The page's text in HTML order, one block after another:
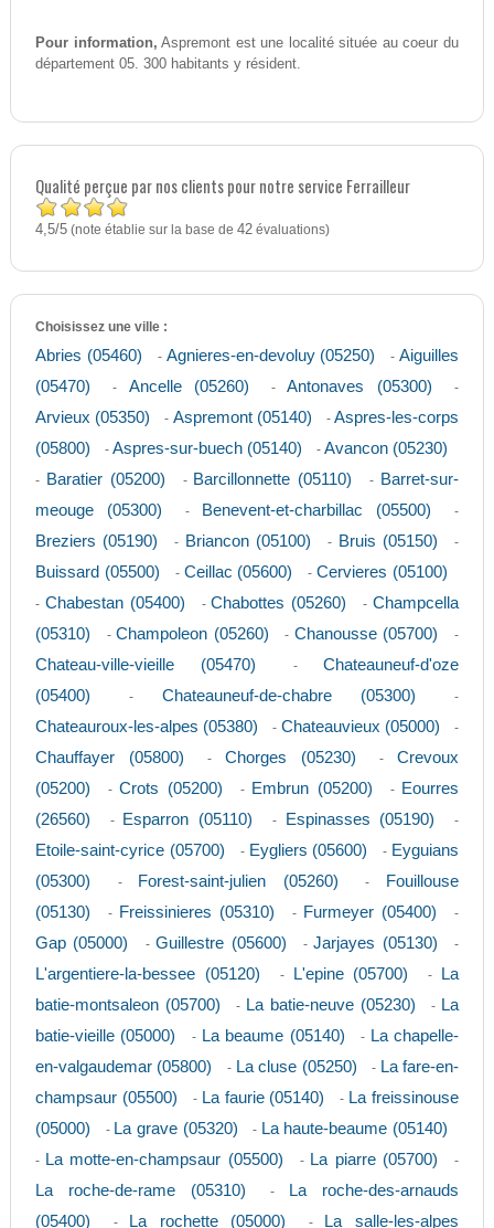
Pour information, Aspremont est une localité située au coeur du
département 05. 300 habitants y résident.
Qualité perçue par nos clients pour notre service Ferrailleur
4,5/5(note établie sur la base de 42évaluations)
Choisissez une ville :
Abries (05460) - Agnieres-en-devoluy (05250) -Aiguilles
(05470)
- Ancelle (05260) -Antonaves (05300) -
Arvieux (05350) - Aspremont (05140) -Aspres-les-corps
(05800)
- Aspres-sur-buech (05140) -Avancon (05230)
- Baratier (05200) - Barcillonnette (05110) - Barret-sur-
meouge (05300)
- Benevent-et-charbillac (05500) -
Breziers (05190) - Briancon (05100) - Bruis (05150) -
Buissard (05500) - Ceillac (05600) -Cervieres (05100)
- Chabestan (05400) -Chabottes (05260) -Champcella
(05310)
-Champoleon (05260) - Chanousse (05700) -
Chateau-ville-vieille (05470) -Chateauneuf-d'oze
(05400)
- Chateauneuf-de-chabre (05300) -
Chateauroux-les-alpes (05380) - Chateauvieux (05000) -
Chauffayer (05800) - Chorges (05230) -Crevoux
(05200)
-Crots (05200) - Embrun (05200) - Eourres
(26560)
- Esparron (05110) - Espinasses (05190) -
Etoile-saint-cyrice (05700) - Eygliers (05600) - Eyguians
(05300)
- Forest-saint-julien (05260) -
Fouillouse
(05130)
- Freissinieres (05310) - Furmeyer (05400) -
Gap (05000) -Guillestre (05600) -Jarjayes (05130) -
L'argentiere-la-bessee (05120) - L'epine (05700) -
La
batie-montsaleon (05700)
- La batie-neuve (05230) - La
batie-vieille (05000)
- La beaume (05140) - La chapelle-
en-valgaudemar (05800)
- La cluse (05250) - La fare-en-
champsaur (05500)
- La faurie (05140) - La freissinouse
(05000)
- La grave (05320) - La haute-beaume (05140)
- La motte-en-champsaur (05500) - La piarre (05700) -
La roche-de-rame (05310) -
La roche-des-arnauds
(05400)
- La rochette (05000) -
La salle-les-alpes